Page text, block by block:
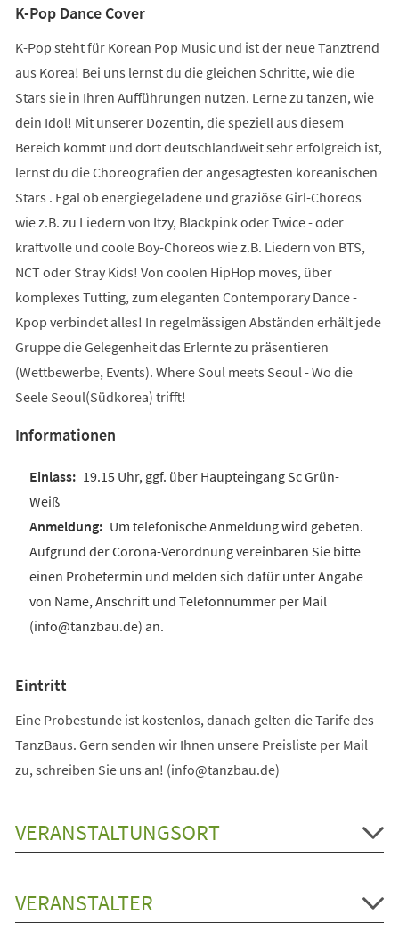
K-Pop Dance Cover
K-Pop steht für Korean Pop Music und ist der neue Tanztrend
aus Korea! Bei uns lernst du die gleichen Schritte, wie die
Stars sie in Ihren Aufführungen nutzen. Lerne zu tanzen, wie
dein Idol! Mit unserer Dozentin, die speziell aus diesem
Bereich kommt und dort deutschlandweit sehr erfolgreich ist,
lernst du die Choreografien der angesagtesten koreanischen
Stars . Egal ob energiegeladene und graziöse Girl-Choreos
wie z.B. zu Liedern von Itzy, Blackpink oder Twice - oder
kraftvolle und coole Boy-Choreos wie z.B. Liedern von BTS,
NCT oder Stray Kids! Von coolen HipHop moves, über
komplexes Tutting, zum eleganten Contemporary Dance -
Kpop verbindet alles! In regelmässigen Abständen erhält jede
Gruppe die Gelegenheit das Erlernte zu präsentieren
(Wettbewerbe, Events). Where Soul meets Seoul - Wo die
Seele Seoul(Südkorea) trifft!
Informationen
19.15 Uhr, ggf. über Haupteingang Sc Grün-
Weiß
Um telefonische Anmeldung wird gebeten.
Aufgrund der Corona-Verordnung vereinbaren Sie bitte
einen Probetermin und melden sich dafür unter Angabe
von Name, Anschrift und Telefonnummer per Mail
(info@tanzbau.de) an.
Eintritt
Eine Probestunde ist kostenlos, danach gelten die Tarife des
TanzBaus. Gern senden wir Ihnen unsere Preisliste per Mail
zu, schreiben Sie uns an! (info@tanzbau.de)
VERANSTALTUNGSORT
VERANSTALTER